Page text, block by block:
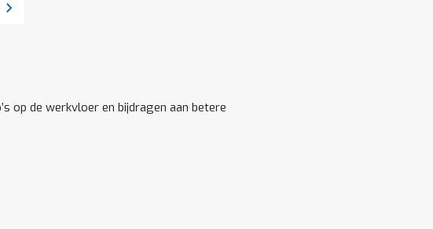
Pagina
Volgende
op de werkvloer en bijdragen aan betere